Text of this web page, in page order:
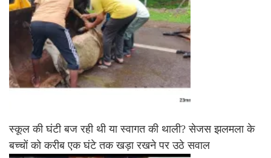
स्कूल की घंटी बज रही थी या स्वागत की थाली? सेजस झलमला के
बच्चों को करीब एक घंटे तक खड़ा रखने पर उठे सवाल